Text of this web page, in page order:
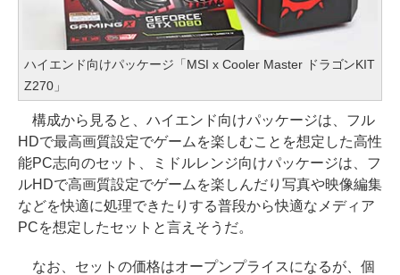
ハイエンド向けパッケージ「MSI x Cooler Master ドラゴンKIT
Z270」
構成から見ると、ハイエンド向けパッケージは、フル
HDで最高画質設定でゲームを楽しむことを想定した高性
能PC志向のセット、ミドルレンジ向けパッケージは、フ
ルHDで高画質設定でゲームを楽しんだり写真や映像編集
などを快適に処理できたりする普段から快適なメディア
PCを想定したセットと言えそうだ。
なお、セットの価格はオープンプライスになるが、個